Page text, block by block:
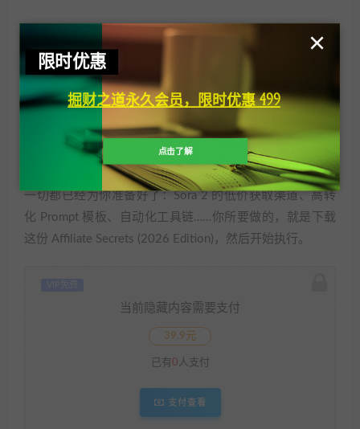
这就是所谓的“2026年黄金期”。
你知道为什么大多数人做不好吗？新手避坑指南里明确列
出了 7 大核心错误，比如把 AI 当作“魔法按钮”而不去优化
Prompt，或者选错了赛道。
但你不同，因为你已经看到了这把钥匙。
Best of all, it’s easy.
一切都已经为你准备好了：Sora 2 的低价获取渠道、高转
化 Prompt 模板、自动化工具链……你所要做的，就是下载
这份 Affiliate Secrets (2026 Edition)，然后开始执行。
当前隐藏内容需要支付
39.9元
已有0 人支付
支付查看
限时优惠
掘财之道永久会员，限时优惠 499
点击了解
×